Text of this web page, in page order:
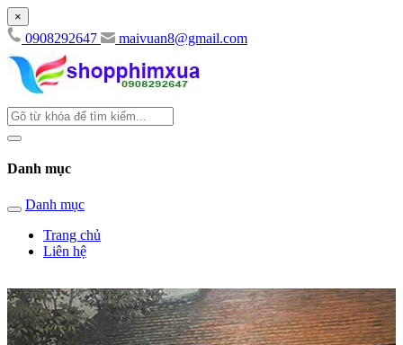
×
0908292647 maivuan8@gmail.com
Danh mục
Danh mục
Trang chủ
Liên hệ